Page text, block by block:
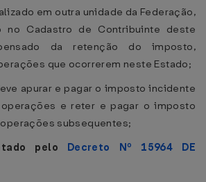
em outra unidade da Federação,
no Cadastro de Contribuinte deste
da retenção do imposto,
que ocorrerem neste Estado;
apurar e pagar o imposto incidente
e reter e pagar o imposto
subsequentes;
pelo Decreto Nº 15964 DE